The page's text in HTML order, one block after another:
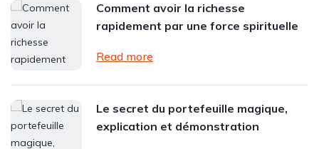
Comment avoir la richesse
rapidement par une force spirituelle
Read more
Le secret du portefeuille magique,
explication et démonstration